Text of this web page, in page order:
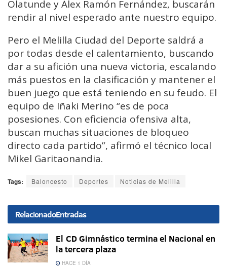
Olatunde y Álex Ramón Fernández, buscarán
rendir al nivel esperado ante nuestro equipo.
Pero el Melilla Ciudad del Deporte saldrá a
por todas desde el calentamiento, buscando
dar a su afición una nueva victoria, escalando
más puestos en la clasificación y mantener el
buen juego que está teniendo en su feudo. El
equipo de Iñaki Merino “es de poca
posesiones. Con eficiencia ofensiva alta,
buscan muchas situaciones de bloqueo
directo cada partido”, afirmó el técnico local
Mikel Garitaonandia.
Tags: Baloncesto Deportes Noticias de Melilla
RelacionadoEntradas
El CD Gimnástico termina el Nacional en
la tercera plaza
HACE 1 DÍA